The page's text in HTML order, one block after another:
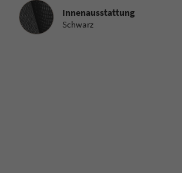
Innenausstattung
Innenausstattung
Schwarz